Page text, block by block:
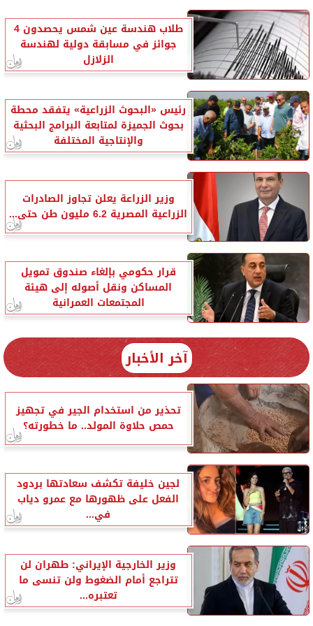
طلاب هندسة عين شمس يحصدون 4
جوائز في مسابقة دولية لهندسة
الزلازل
رئيس «البحوث الزراعية» يتفقد محطة
بحوث الجميزة لمتابعة البرامج البحثية
والإنتاجية المختلفة
وزير الزراعة يعلن تجاوز الصادرات
الزراعية المصرية 6.2 مليون طن حتى...
قرار حكومي بإلغاء صندوق تمويل
المساكن ونقل أصوله إلى هيئة
المجتمعات العمرانية
آخر الأخبار
تحذير من استخدام الجير في تجهيز
حمص حلاوة المولد.. ما خطورته؟
لجين خليفة تكشف سعادتها بردود
الفعل على ظهورها مع عمرو دياب
في...
وزير الخارجية الإيراني: طهران لن
تتراجع أمام الضغوط ولن تنسى ما
تعتبره...